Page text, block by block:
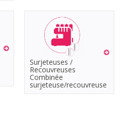
Surjeteuses /
Recouvreuses
Combinée
surjeteuse/recouvreuse